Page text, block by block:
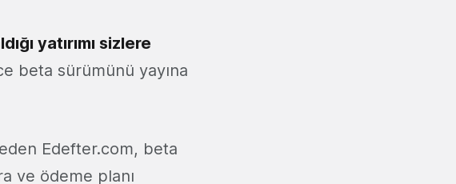
yatırımı sizlere
beta sürümünü yayına
Edefter.com, beta
ve ödeme planı